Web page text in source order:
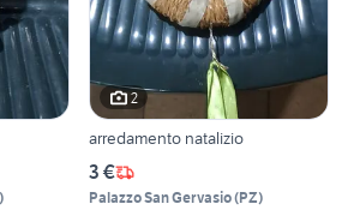
)
2
arredamento natalizio
3 €
Palazzo San Gervasio(PZ)